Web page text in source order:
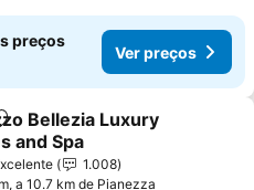
preços
Ver preços
aos favoritos
Bellezia Luxury
and Spa
1.008
a 10.7 km de Pianezza